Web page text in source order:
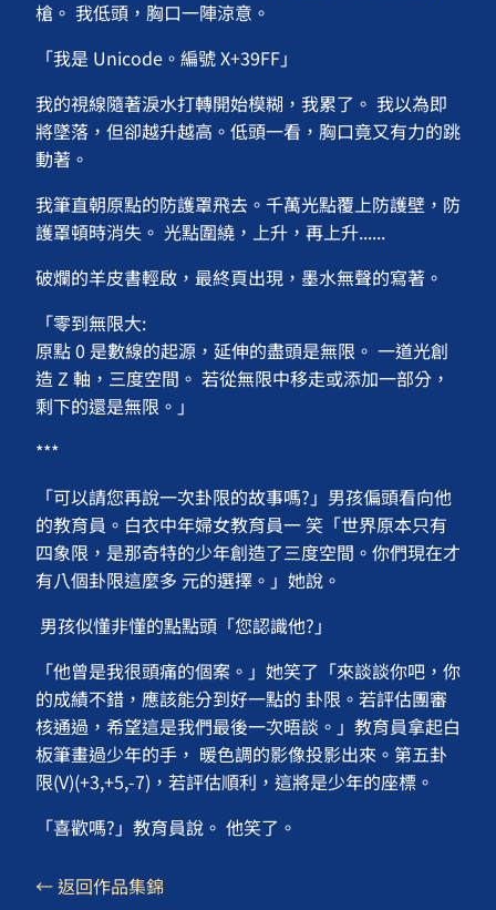
槍。 我低頭，胸口一陣涼意。
「我是 Unicode。編號 X+39FF」
我的視線隨著淚水打轉開始模糊，我累了。 我以為即
將墜落，但卻越升越高。低頭一看，胸口竟又有力的跳
動著。
我筆直朝原點的防護罩飛去。千萬光點覆上防護壁，防
護罩頓時消失。 光點圍繞，上升，再上升......
破爛的羊皮書輕啟，最終頁出現，墨水無聲的寫著。
「零到無限大:
原點 0 是數線的起源，延伸的盡頭是無限。 一道光創
造 Z 軸，三度空間。 若從無限中移走或添加一部分，
剩下的還是無限。」
***
「可以請您再說一次卦限的故事嗎?」男孩偏頭看向他
的教育員。白衣中年婦女教育員一 笑「世界原本只有
四象限，是那奇特的少年創造了三度空間。你們現在才
有八個卦限這麼多 元的選擇。」她說。
男孩似懂非懂的點點頭「您認識他?」
「他曾是我很頭痛的個案。」她笑了「來談談你吧，你
的成績不錯，應該能分到好一點的 卦限。若評估團審
核通過，希望這是我們最後一次晤談。」教育員拿起白
板筆畫過少年的手， 暖色調的影像投影出來。第五卦
限(V)(+3,+5,-7)，若評估順利，這將是少年的座標。
「喜歡嗎?」教育員說。 他笑了。
← 返回作品集錦